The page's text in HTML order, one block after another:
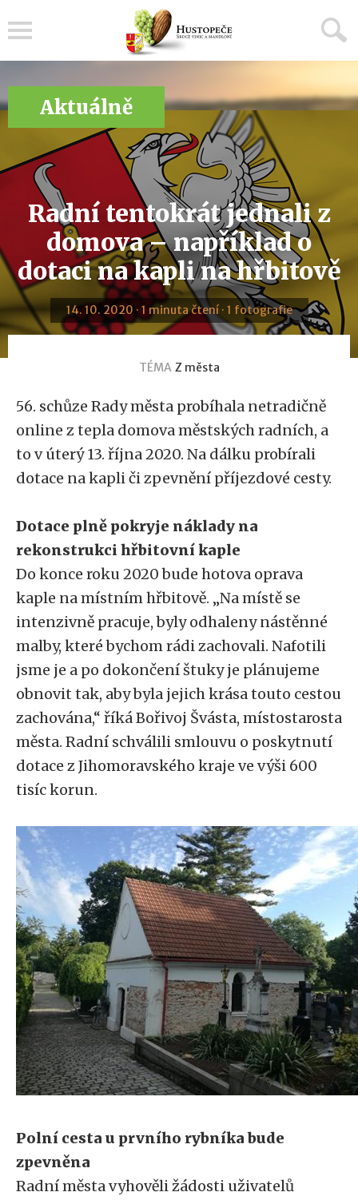
Aktuálně
Radní tentokrát jednali z
domova – například o
dotaci na kapli na hřbitově
14. 10. 2020 · 1 minuta čtení · 1 fotografie
TÉMA Z města
56. schůze Rady města probíhala netradičně
online z tepla domova městských radních, a
to v úterý 13. října 2020. Na dálku probírali
dotace na kapli či zpevnění příjezdové cesty.
Dotace plně pokryje náklady na
rekonstrukci hřbitovní kaple
Do konce roku 2020 bude hotova oprava
kaple na místním hřbitově. „Na místě se
intenzivně pracuje, byly odhaleny nástěnné
malby, které bychom rádi zachovali. Nafotili
jsme je a po dokončení štuky je plánujeme
obnovit tak, aby byla jejich krása touto cestou
zachována,“ říká Bořivoj Švásta, místostarosta
města. Radní schválili smlouvu o poskytnutí
dotace z Jihomoravského kraje ve výši 600
tisíc korun.
Polní cesta u prvního rybníka bude
zpevněna
Radní města vyhověli žádosti uživatelů